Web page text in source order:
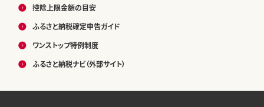
控除上限金額の目安
ふるさと納税確定申告ガイド
ワンストップ特例制度
ふるさと納税ナビ（外部サイト）